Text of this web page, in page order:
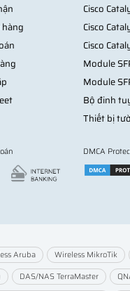
Cisco
Cisco
Cisco
Module
Module
Bộ đinh
Thiết bị
DMCA
Aruba Wireless MikroTik
DAS/NAS TerraMaster